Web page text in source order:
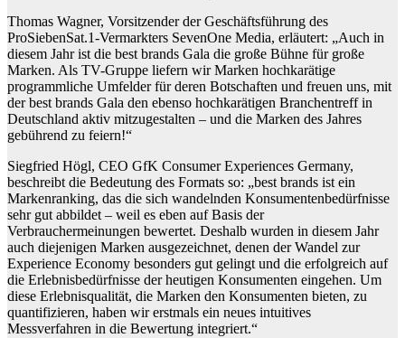
Thomas Wagner, Vorsitzender der Geschäftsführung des
ProSiebenSat.1-Vermarkters SevenOne Media, erläutert: „Auch in
diesem Jahr ist die best brands Gala die große Bühne für große
Marken. Als TV-Gruppe liefern wir Marken hochkarätige
programmliche Umfelder für deren Botschaften und freuen uns, mit
der best brands Gala den ebenso hochkarätigen Branchentreff in
Deutschland aktiv mitzugestalten – und die Marken des Jahres
gebührend zu feiern!“
Siegfried Högl, CEO GfK Consumer Experiences Germany,
beschreibt die Bedeutung des Formats so: „best brands ist ein
Markenranking, das die sich wandelnden Konsumentenbedürfnisse
sehr gut abbildet – weil es eben auf Basis der
Verbrauchermeinungen bewertet. Deshalb wurden in diesem Jahr
auch diejenigen Marken ausgezeichnet, denen der Wandel zur
Experience Economy besonders gut gelingt und die erfolgreich auf
die Erlebnisbedürfnisse der heutigen Konsumenten eingehen. Um
diese Erlebnisqualität, die Marken den Konsumenten bieten, zu
quantifizieren, haben wir erstmals ein neues intuitives
Messverfahren in die Bewertung integriert.“